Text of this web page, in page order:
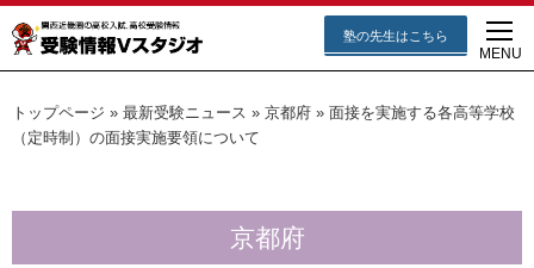
塾の先生はこちら
MENU
トップページ » 最新受験ニュース » 京都府 » 面接を実施する各高等学校
（定時制）の面接実施要領について
京都府